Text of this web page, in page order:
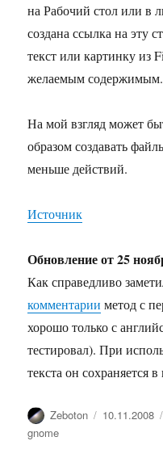
на Рабочий стол или в
создана ссылка на эту
текст или картинку из
желаемым содержимым.
На мой взгляд может
образом создавать
меньше действий.
Источник
Обновление от 25
Как справедливо
комментарии метод с
хорошо только с
тестировал). При
текста он сохраняется
Автор
Zeboton 10.11.2008
gnome